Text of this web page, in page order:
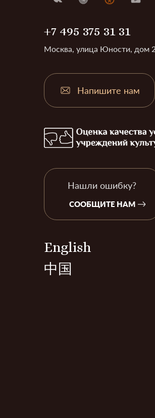
+7 495 375 31 31
Москва, улица Юности, дом 2
Напишите нам
Нашли ошибку?
СООБЩИТЕ НАМ
English
中国